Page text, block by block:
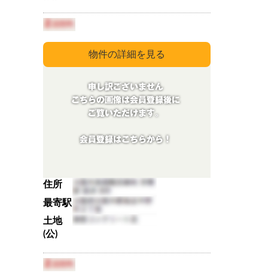
住所
最寄駅
土地
(公)